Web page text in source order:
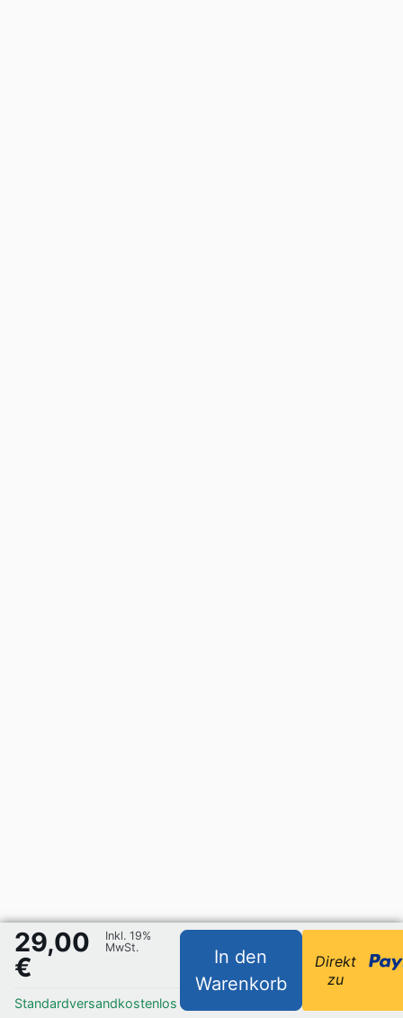
29,00
€
Inkl. 19%
MwSt.
Standardversandkostenlos
In den
Warenkorb
Direkt
zu